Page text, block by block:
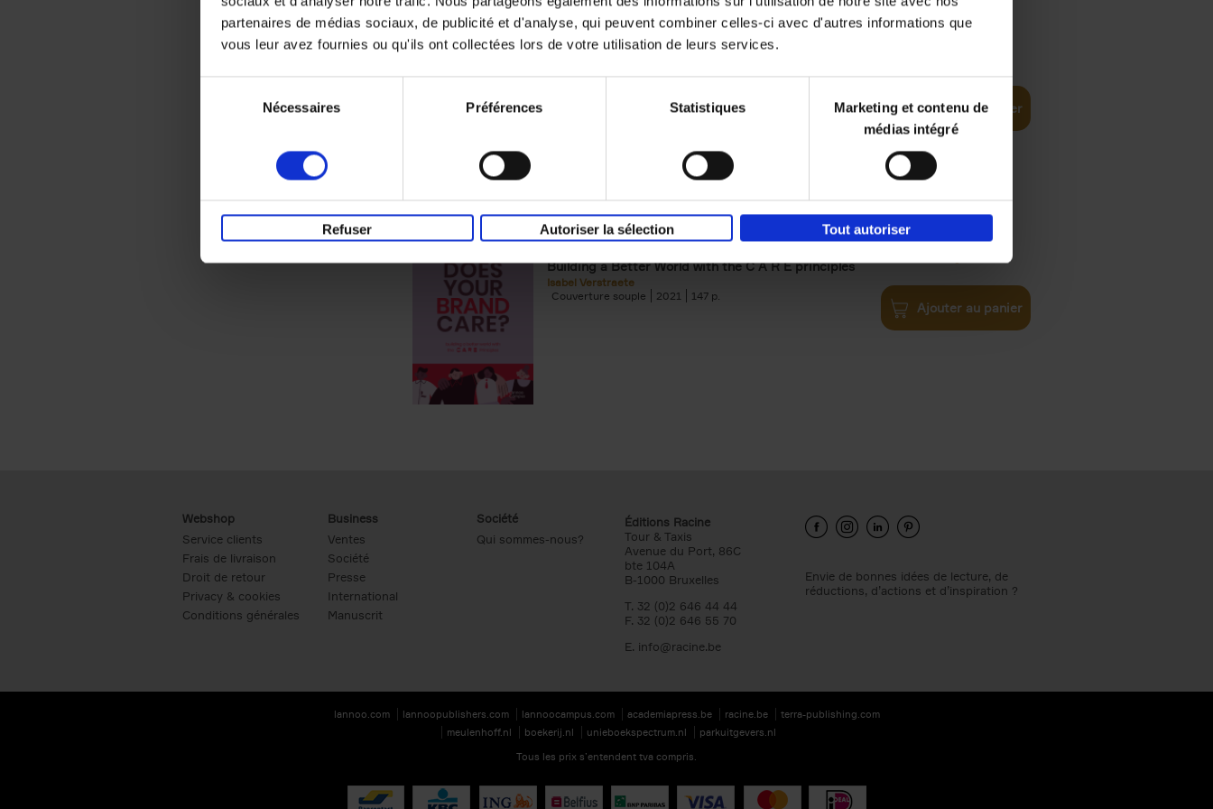
partenaires de médias sociaux, de publicité et d'analyse, qui peuvent combiner celles-ci avec d'autres informations que
vous leur avez fournies ou qu'ils ont collectées lors de votre utilisation de leurs services.
Nécessaires Préférences Statistiques
Marketing et contenu de
médias intégré
Refuser Autoriser la sélection Tout autoriser
Digital marketing like a PRO -
completely revised edition
Ajouter au panier
Does Your Brand Care?
Building a Better World with the C A R E principles
Isabel Verstraete
Couverture souple
2021 147
€34,99
Ajouter au panier
Webshop
Service clients
Frais de livraison
Droit de retour
Privacy & cookies
Conditions générales
Business
Ventes
Société
Presse
International
Manuscrit
Société
Qui sommes-nous?
Éditions Racine
Tour & Taxis
Avenue du Port, 86C
bte 104A
B-1000 Bruxelles
T. 32 (0)2 646 44 44
F. 32 (0)2 646 55 70
E. info@racine.be
Envie de bonnes idées de lecture, de
réductions, d’actions et d’inspiration ?
lannoo.com lannoopublishers.com lannoocampus.com academiapress.be racine.be
terra-publishing.com
meulenhoff.nl
boekerij.nl unieboekspectrum.nl
parkuitgevers.nl
Tous les prix s’entendent tva compris.